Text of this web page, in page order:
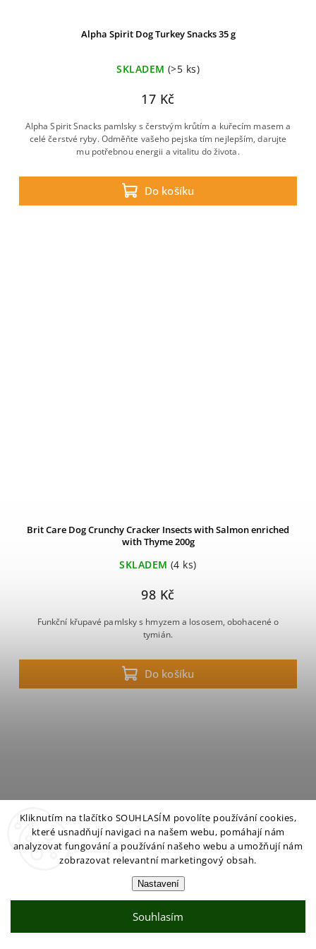
Kliknutím na tlačítko SOUHLASÍM povolíte používání cookies,
které usnadňují navigaci na našem webu, pomáhají nám
analyzovat fungování a používání našeho webu a umožňují nám
zobrazovat relevantní marketingový obsah.
Nastavení
Souhlasím
Alpha Spirit Dog Turkey Snacks 35 g
SKLADEM (>5 ks)
17 Kč
Do košíku
Alpha Spirit Snacks pamlsky s čerstvým krůtím a kuřecím masem a
celé čerstvé ryby. Odměňte vašeho pejska tím nejlepším, darujte
mu potřebnou energii a vitalitu do života.
Brit Care Dog Crunchy Cracker Insects with Salmon enriched
with Thyme 200g
SKLADEM (4 ks)
98 Kč
Do košíku
Funkční křupavé pamlsky s hmyzem a lososem, obohacené o
tymián.